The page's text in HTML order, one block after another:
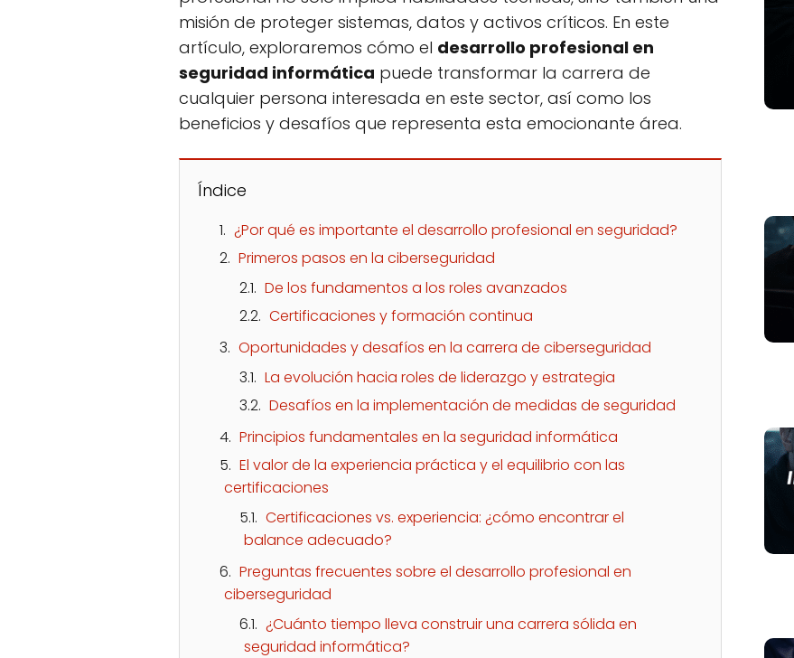
misión de proteger sistemas, datos y activos críticos. En este
artículo, exploraremos cómo el desarrollo profesional en
seguridad informática puede transformar la carrera de
cualquier persona interesada en este sector, así como los
beneficios y desafíos que representa esta emocionante área.
Índice
¿Por qué es importante el desarrollo profesional en seguridad?
Primeros pasos en la ciberseguridad
De los fundamentos a los roles avanzados
Certificaciones y formación continua
Oportunidades y desafíos en la carrera de ciberseguridad
La evolución hacia roles de liderazgo y estrategia
Desafíos en la implementación de medidas de seguridad
Principios fundamentales en la seguridad informática
El valor de la experiencia práctica y el equilibrio con las
certificaciones
Certificaciones vs. experiencia: ¿cómo encontrar el
balance adecuado?
Preguntas frecuentes sobre el desarrollo profesional en
ciberseguridad
¿Cuánto tiempo lleva construir una carrera sólida en
seguridad informática?